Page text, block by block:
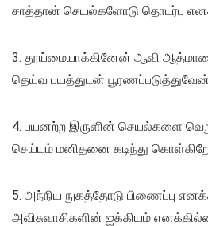
சாத்தான் செயல்களோடு தொடர்பு
3. தூய்மையாக்கினேன் ஆவி
தெய்வ பயத்துடன் பூரணப்படுத்துவேன்
4. பயனற்ற இருளின் செயல்களை
செய்யும் மனிதனை கடிந்து
5. அந்நிய நுகத்தோடு பிணைப்பு
அவிசுவாசிகளின் ஐக்கியம்